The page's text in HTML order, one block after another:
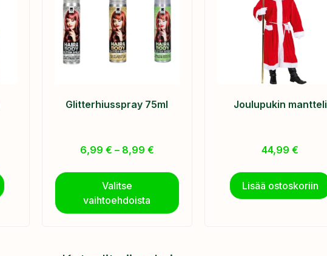
Glitterhiusspray 75ml
6,99 € – 8,99 €
Valitse
vaihtoehdoista
Joulupukin mantteli
44,99€
Lisää ostoskoriin